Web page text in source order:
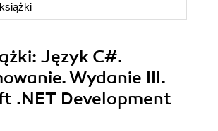
książki
: Język C#.
Wydanie III.
.NET Development